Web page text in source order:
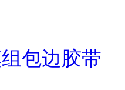
包边胶带